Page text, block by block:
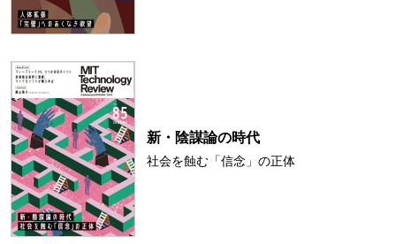
新・陰謀論の時代
社会を蝕む「信念」の正体